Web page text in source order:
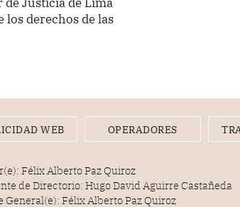
derechos de las
WEB OPERADORES
Félix Alberto Paz Quiroz
de Directorio: Hugo David Aguirre Castañeda
General(e): Félix Alberto Paz Quiroz